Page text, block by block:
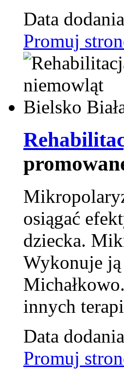
Data
Promuj
osiągać
dziecka.
Wykonuje
innych
Data
Promuj